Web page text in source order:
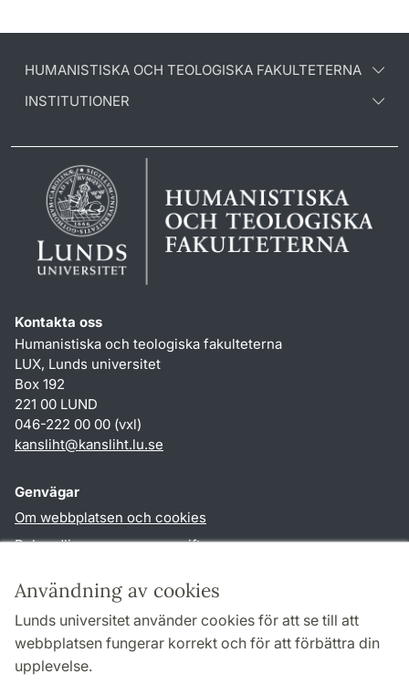
Användning av cookies
Lunds universitet använder cookies för att se till att
webbplatsen fungerar korrekt och för att förbättra din
upplevelse.
HUMANISTISKA OCH TEOLOGISKA FAKULTETERNA
INSTITUTIONER
Kontakta oss
Humanistiska och teologiska fakulteterna
LUX, Lunds universitet
Box 192
221 00 LUND
046-222 00 00 (vxl)
kansliht@kansliht.lu.se
Genvägar
Om webbplatsen och cookies
Behandling av personuppgifter
TYPO3-login
Följ oss i sociala medier